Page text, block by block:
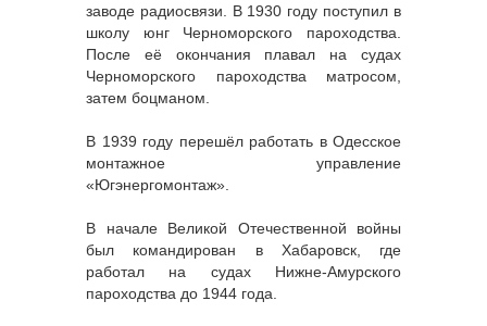
заводе радиосвязи. В 1930 году поступил в
школу юнг Черноморского пароходства.
После её окончания плавал на судах
Черноморского пароходства матросом,
затем боцманом.
В 1939 году перешёл работать в Одесское
монтажное управление
«Югэнергомонтаж».
В начале Великой Отечественной войны
был командирован в Хабаровск, где
работал на судах Нижне-Амурского
пароходства до 1944 года.